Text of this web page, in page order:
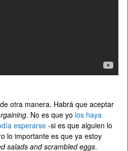
otra manera. Habrá que aceptar
. No es que yo los haya
esperarse -si es que alguien lo
lo importante es que ya estoy
salads and scrambled eggs.